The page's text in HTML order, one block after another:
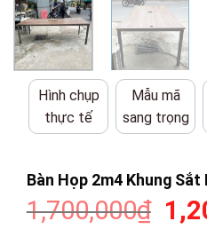
Hình chụp
thực tế
Mẫu mã
sang trọng
Bàn Họp 2m4 Khung Sắt
1,700,000₫ Giá